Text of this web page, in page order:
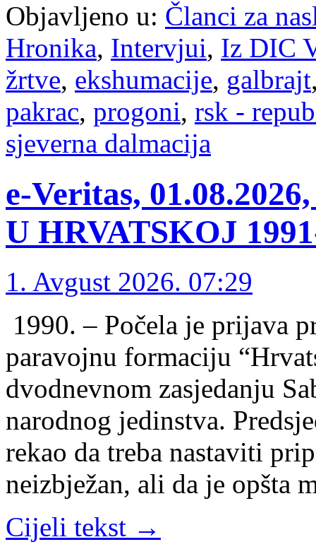
Objavljeno u: Članci za
Hronika, Intervjui, Iz DIC
žrtve, ekshumacije, galbrajt
pakrac, progoni, rsk -
sjeverna dalmacija
e-Veritas,
U HRVATSKOJ
1. Avgust 2026. 07:29
1990. – Počela je prijava
paravojnu formaciju
dvodnevnom zasjedanju
narodnog jedinstva.
rekao da treba nastaviti
neizbježan, ali da je opšta
Cijeli tekst →